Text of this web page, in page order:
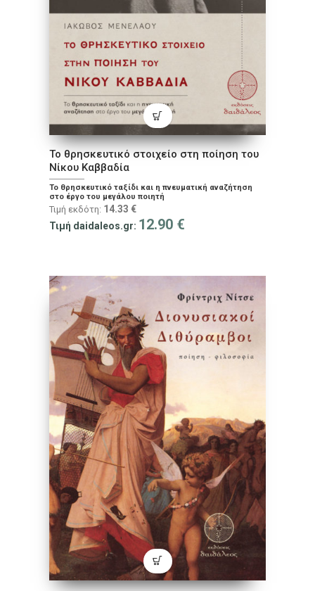
Το θρησκευτικό στοιχείο στη ποίηση του
Νίκου Καββαδία
Το θρησκευτικό ταξίδι και η πνευματική αναζήτηση
στο έργο του μεγάλου ποιητή
Τιμή εκδότη: 14.33 €
Τιμή daidaleos.gr: 12.90 €